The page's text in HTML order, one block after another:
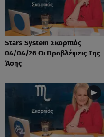
Stars System Σκορπιός
04/04/26 Οι Προβλέψεις Της
Άσης